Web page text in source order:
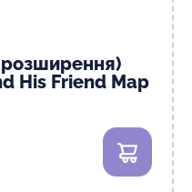
His Friend Map
В кошик